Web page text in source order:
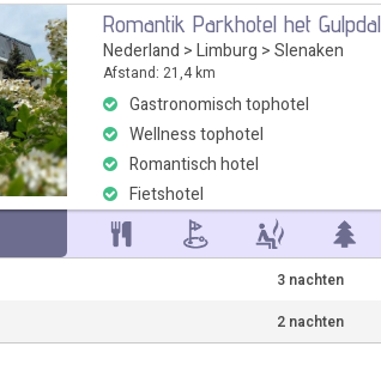
Romantik Parkhotel het Gulpdal
Nederland > Limburg > Slenaken
Afstand: 21,4 km
Gastronomisch tophotel
Wellness tophotel
Romantisch hotel
Fietshotel
3 nachten
2 nachten